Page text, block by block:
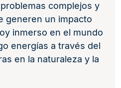
complejos y
generen un impacto
inmerso en el mundo
energías a través del
en la naturaleza y la